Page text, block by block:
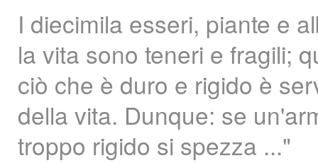
I diecimila esseri, piante e
la vita sono teneri e fragili;
ciò che è duro e rigido è
della vita. Dunque: se
troppo rigido si spezza ..."